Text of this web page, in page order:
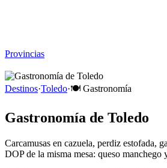
Provincias
Destinos·Toledo·🍽️ Gastronomía
Gastronomía de Toledo
Carcamusas en cazuela, perdiz estofada,
DOP de la misma mesa: queso manchego